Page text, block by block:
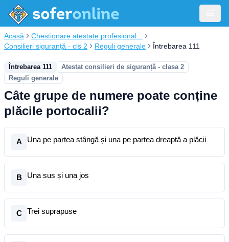
Acasă
Chestionare atestate profesional...
Consilieri siguranță - cls 2
Reguli generale Întrebarea 111
Întrebarea 111
Atestat consilieri de siguranță - clasa 2
Reguli generale
Câte grupe de numere poate conține
plăcile portocalii?
A Una pe partea stângă și una pe partea dreaptă a plăcii
B Una sus și una jos
C Trei suprapuse